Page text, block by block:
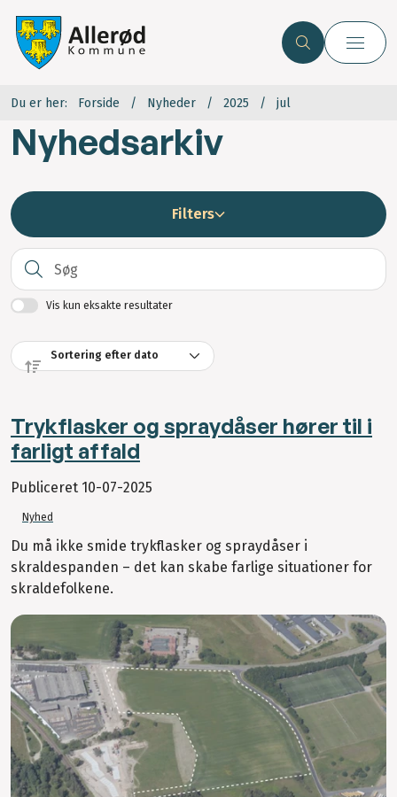
Du er her: Forside Nyheder 2025 jul
Nyhedsarkiv
Filters
Vis kun eksakte resultater
Trykflasker og spraydåser hører til i
farligt affald
Publiceret 10-07-2025
Nyhed
Du må ikke smide trykflasker og spraydåser i
skraldespanden – det kan skabe farlige situationer for
skraldefolkene.